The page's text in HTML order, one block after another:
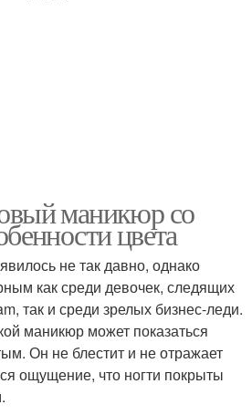
маникюр со
цвета
не так давно, однако
как среди девочек, следящих
так и среди зрелых бизнес-леди.
маникюр может показаться
Он не блестит и не отражает
ощущение, что ногти покрыты